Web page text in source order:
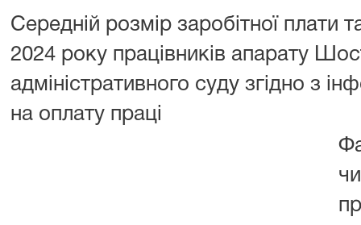
Середній розмір заробітної плати
2024 року працівників апарату
адміністративного суду згідно з
на оплату праці